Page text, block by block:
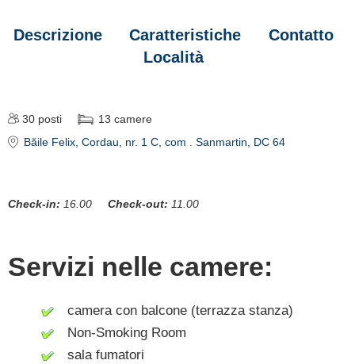
Descrizione Caratteristiche
Contatto
Località
30 posti 13 camere
Băile Felix, Cordau, nr. 1 C, com . Sanmartin, DC 64
Check-in: 16.00 Check-out: 11.00
Servizi nelle camere:
camera con balcone (terrazza stanza)
Non-Smoking Room
sala fumatori